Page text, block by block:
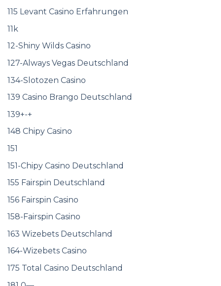
115 Levant Casino Erfahrungen
11k
12-Shiny Wilds Casino
127-Always Vegas Deutschland
134-Slotozen Casino
139 Casino Brango Deutschland
139+-+
148 Chipy Casino
151
151-Chipy Casino Deutschland
155 Fairspin Deutschland
156 Fairspin Casino
158-Fairspin Casino
163 Wizebets Deutschland
164-Wizebets Casino
175 Total Casino Deutschland